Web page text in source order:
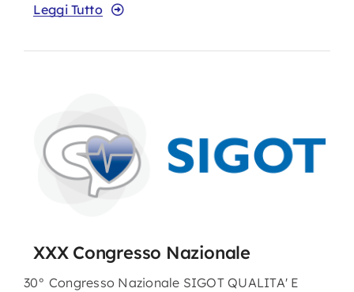
Leggi Tutto
XXX Congresso Nazionale
30° Congresso Nazionale SIGOT QUALITA' E